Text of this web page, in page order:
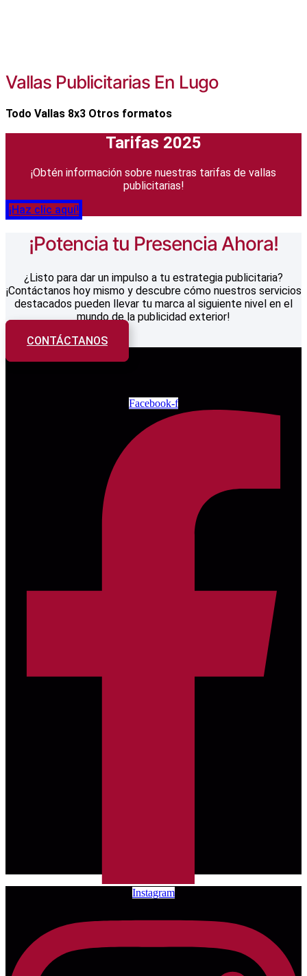
Vallas Publicitarias En Lugo
Todo Vallas 8x3 Otros formatos
Tarifas 2025
¡Obtén información sobre nuestras tarifas de vallas
publicitarias!
¡Haz clic aquí!
¡Potencia tu Presencia Ahora!
¿Listo para dar un impulso a tu estrategia publicitaria?
¡Contáctanos hoy mismo y descubre cómo nuestros servicios
destacados pueden llevar tu marca al siguiente nivel en el
mundo de la publicidad exterior!
CONTÁCTANOS
Facebook-f
Instagram